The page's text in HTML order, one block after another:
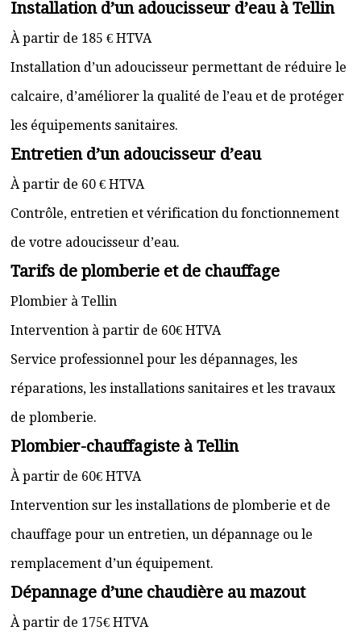
Installation d’un adoucisseur d’eau à Tellin
À partir de 185 € HTVA
Installation d’un adoucisseur permettant de réduire le
calcaire, d’améliorer la qualité de l’eau et de protéger
les équipements sanitaires.
Entretien d’un adoucisseur d’eau
À partir de 60 € HTVA
Contrôle, entretien et vérification du fonctionnement
de votre adoucisseur d’eau.
Tarifs de plomberie et de chauffage
Plombier à Tellin
Intervention à partir de 60€ HTVA
Service professionnel pour les dépannages, les
réparations, les installations sanitaires et les travaux
de plomberie.
Plombier-chauffagiste à Tellin
À partir de 60€ HTVA
Intervention sur les installations de plomberie et de
chauffage pour un entretien, un dépannage ou le
remplacement d’un équipement.
Dépannage d’une chaudière au mazout
À partir de 175€ HTVA